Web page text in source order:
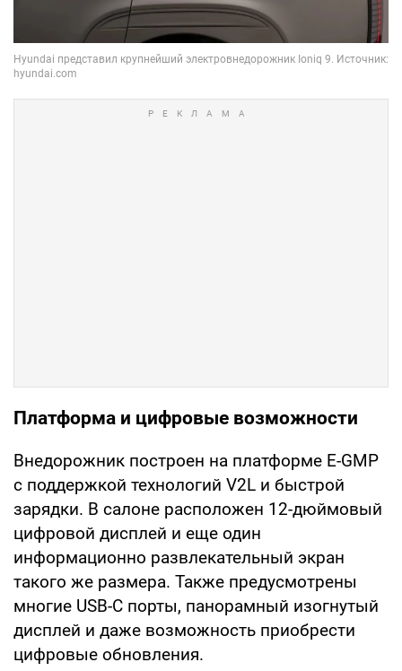
Платформа и цифровые возможности
Внедорожник построен на платформе E-GMP
с поддержкой технологий V2L и быстрой
зарядки. В салоне расположен 12-дюймовый
цифровой дисплей и еще один
информационно развлекательный экран
такого же размера. Также предусмотрены
многие USB-C порты, панорамный изогнутый
дисплей и даже возможность приобрести
цифровые обновления.